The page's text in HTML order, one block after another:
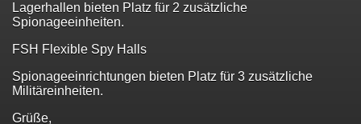
Lagerhallen bieten Platz für 2 zusätzliche
Spionageeinheiten.
FSH Flexible Spy Halls
Spionageeinrichtungen bieten Platz für 3 zusätzliche
Militäreinheiten.
Grüße,